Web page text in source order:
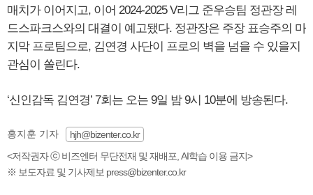
매치가 이어지고, 이어 2024-2025 V리그 준우승팀 정관장 레
드스파크스와의 대결이 예고됐다. 정관장은 주장 표승주의 마
지막 프로팀으로, 김연경 사단이 프로의 벽을 넘을 수 있을지
관심이 쏠린다.
‘신인감독 김연경’ 7회는 오는 9일 밤 9시 10분에 방송된다.
홍지훈 기자
hjh@bizenter.co.kr
<저작권자 ⓒ 비즈엔터 무단전재 및 재배포, AI학습 이용 금지>
※ 보도자료 및 기사제보 press@bizenter.co.kr